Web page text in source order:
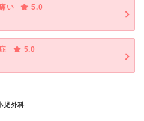
い
5.0
5.0
児外科